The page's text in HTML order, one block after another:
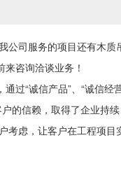
司服务的项目还有木
咨询洽谈业务！
过“诚信产品”、“诚信经
的信赖，取得了企业持
虑，让客户在工程项目